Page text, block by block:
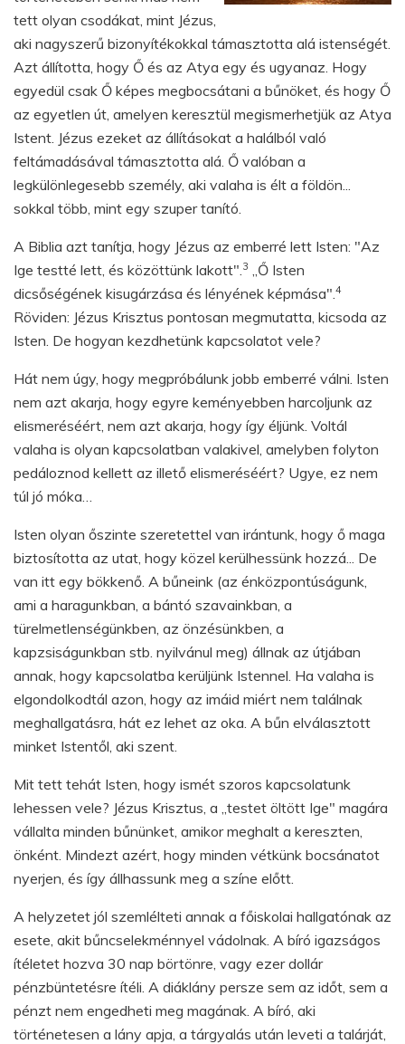
tett olyan csodákat, mint Jézus,
aki nagyszerű bizonyítékokkal támasztotta alá istenségét.
Azt állította, hogy Ő és az Atya egy és ugyanaz. Hogy
egyedül csak Ő képes megbocsátani a bűnöket, és hogy Ő
az egyetlen út, amelyen keresztül megismerhetjük az Atya
Istent. Jézus ezeket az állításokat a halálból való
feltámadásával támasztotta alá. Ő valóban a
legkülönlegesebb személy, aki valaha is élt a földön...
sokkal több, mint egy szuper tanító.
A Biblia azt tanítja, hogy Jézus az emberré lett Isten: "Az
Ige testté lett, és közöttünk lakott". 3
„Ő Isten
dicsőségének kisugárzása és lényének képmása". 4
Röviden: Jézus Krisztus pontosan megmutatta, kicsoda az
Isten. De hogyan kezdhetünk kapcsolatot vele?
Hát nem úgy, hogy megpróbálunk jobb emberré válni. Isten
nem azt akarja, hogy egyre keményebben harcoljunk az
elismeréséért, nem azt akarja, hogy így éljünk. Voltál
valaha is olyan kapcsolatban valakivel, amelyben folyton
pedáloznod kellett az illető elismeréséért? Ugye, ez nem
túl jó móka…
Isten olyan őszinte szeretettel van irántunk, hogy ő maga
biztosította az utat, hogy közel kerülhessünk hozzá... De
van itt egy bökkenő. A bűneink (az énközpontúságunk,
ami a haragunkban, a bántó szavainkban, a
türelmetlenségünkben, az önzésünkben, a
kapzsiságunkban stb. nyilvánul meg) állnak az útjában
annak, hogy kapcsolatba kerüljünk Istennel. Ha valaha is
elgondolkodtál azon, hogy az imáid miért nem találnak
meghallgatásra, hát ez lehet az oka. A bűn elválasztott
minket Istentől, aki szent.
Mit tett tehát Isten, hogy ismét szoros kapcsolatunk
lehessen vele? Jézus Krisztus, a „testet öltött Ige" magára
vállalta minden bűnünket, amikor meghalt a kereszten,
önként. Mindezt azért, hogy minden vétkünk bocsánatot
nyerjen, és így állhassunk meg a színe előtt.
A helyzetet jól szemlélteti annak a főiskolai hallgatónak az
esete, akit bűncselekménnyel vádolnak. A bíró igazságos
ítéletet hozva 30 nap börtönre, vagy ezer dollár
pénzbüntetésre ítéli. A diáklány persze sem az időt, sem a
pénzt nem engedheti meg magának. A bíró, aki
történetesen a lány apja, a tárgyalás után leveti a talárját,